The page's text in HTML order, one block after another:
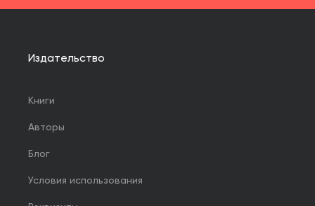
Издательство
Книги
Авторы
Блог
Условия использования